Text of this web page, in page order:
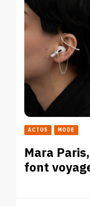
ACTUS MODE
Mara
font